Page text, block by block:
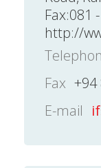
Fax:081
http://
Fax +94
E-mail